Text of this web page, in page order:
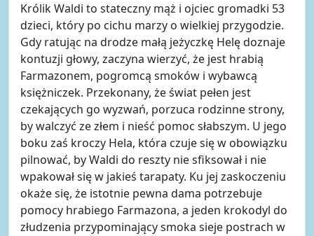
Królik Waldi to stateczny mąż i ojciec gromadki 53
dzieci, który po cichu marzy o wielkiej przygodzie.
Gdy ratując na drodze małą jeżyczkę Helę doznaje
kontuzji głowy, zaczyna wierzyć, że jest hrabią
Farmazonem, pogromcą smoków i wybawcą
księżniczek. Przekonany, że świat pełen jest
czekających go wyzwań, porzuca rodzinne strony,
by walczyć ze złem i nieść pomoc słabszym. U jego
boku zaś kroczy Hela, która czuje się w obowiązku
pilnować, by Waldi do reszty nie sfiksował i nie
wpakował się w jakieś tarapaty. Ku jej zaskoczeniu
okaże się, że istotnie pewna dama potrzebuje
pomocy hrabiego Farmazona, a jeden krokodyl do
złudzenia przypominający smoka sieje postrach w